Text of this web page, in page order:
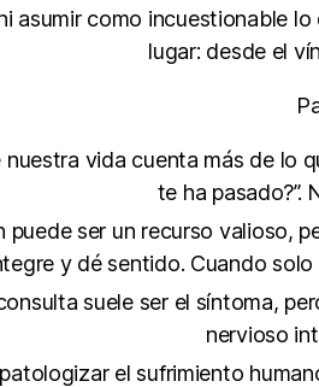
asumir como incuestionable
lugar: desde el
vida cuenta más de lo
te ha pasado?”.
puede ser un recurso valioso,
y dé sentido. Cuando
suele ser el síntoma,
nervioso
el sufrimiento